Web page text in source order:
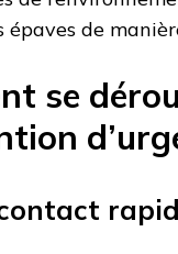
épaves de
se